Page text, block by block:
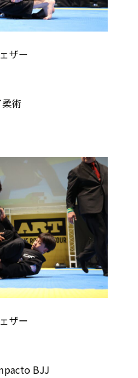
ザー
術
ザー
BJJ